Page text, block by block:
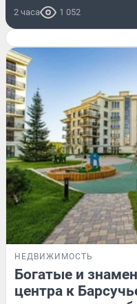
2 часа 1 052
НЕДВИЖИМОСТЬ
Богатые и
центра к